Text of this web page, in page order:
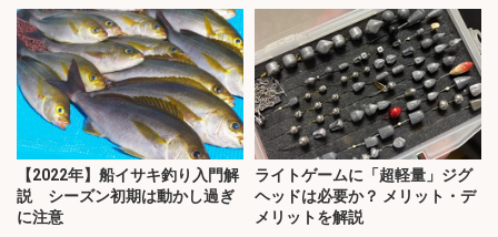
【2022年】船イサキ釣り入門解
説 シーズン初期は動かし過ぎ
に注意
ライトゲームに「超軽量」ジグ
ヘッドは必要か？ メリット・デ
メリットを解説